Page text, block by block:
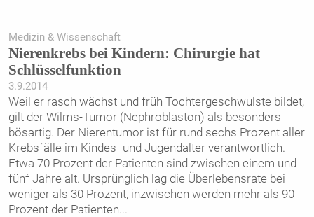
Medizin & Wissenschaft
Nierenkrebs bei Kindern: Chirurgie hat
Schlüsselfunktion
3.9.2014
Weil er rasch wächst und früh Tochtergeschwulste bildet,
gilt der Wilms-Tumor (Nephroblaston) als besonders
bösartig. Der Nierentumor ist für rund sechs Prozent aller
Krebsfälle im Kindes- und Jugendalter verantwortlich.
Etwa 70 Prozent der Patienten sind zwischen einem und
fünf Jahre alt. Ursprünglich lag die Überlebensrate bei
weniger als 30 Prozent, inzwischen werden mehr als 90
Prozent der Patienten...